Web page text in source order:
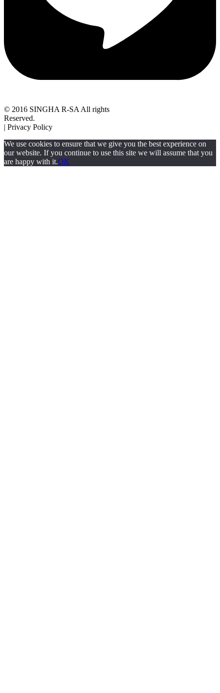
© 2016 SINGHA R-SA All rights
Reserved.
| Privacy Policy
We use cookies to ensure that we give you the best experience on
our website. If you continue to use this site we will assume that you
are happy with it.OK